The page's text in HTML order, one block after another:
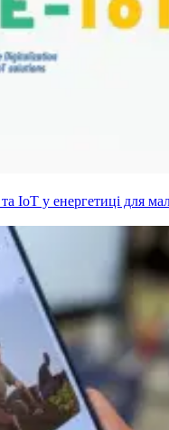
IoT у енергетиці для